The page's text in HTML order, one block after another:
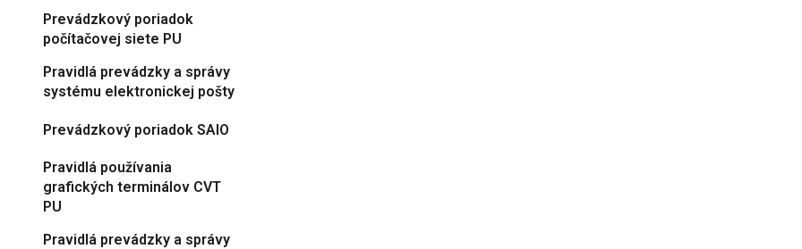
Prevádzkový poriadok
počítačovej siete PU
Pravidlá prevádzky a správy
systému elektronickej pošty
Prevádzkový poriadok SAIO
Pravidlá používania
grafických terminálov CVT
PU
Pravidlá prevádzky a správy